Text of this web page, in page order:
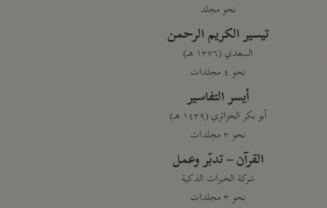
نحو مجلد
تيسير الكريم الرحمن
السعدي (١٣٧٦ هـ)
نحو ٤ مجلدات
أيسر التفاسير
أبو بكر الجزائري (١٤٣٩ هـ)
نحو ٣ مجلدات
القرآن – تدبّر وعمل
شركة الخبرات الذكية
نحو ٣ مجلدات